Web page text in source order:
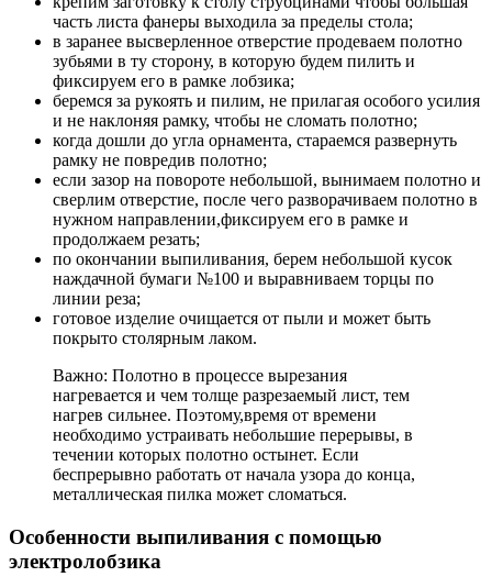
часть листа фанеры выходила за пределы стола;
в заранее высверленное отверстие продеваем полотно
зубьями в ту сторону, в которую будем пилить и
фиксируем его в рамке лобзика;
беремся за рукоять и пилим, не прилагая особого усилия
и не наклоняя рамку, чтобы не сломать полотно;
когда дошли до угла орнамента, стараемся развернуть
рамку не повредив полотно;
если зазор на повороте небольшой, вынимаем полотно и
сверлим отверстие, после чего разворачиваем полотно в
нужном направлении,фиксируем его в рамке и
продолжаем резать;
по окончании выпиливания, берем небольшой кусок
наждачной бумаги №100 и выравниваем торцы по
линии реза;
готовое изделие очищается от пыли и может быть
покрыто столярным лаком.
Важно: Полотно в процессе вырезания
нагревается и чем толще разрезаемый лист, тем
нагрев сильнее. Поэтому,время от времени
необходимо устраивать небольшие перерывы, в
течении которых полотно остынет. Если
беспрерывно работать от начала узора до конца,
металлическая пилка может сломаться.
Особенности выпиливания с помощью
электролобзика